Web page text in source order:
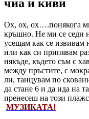
чиа и киви
Ох, ох, ох….понякога
кръшно. Не ми се седи
усещам как се извивам
или как си припявам
някъде, където съм с
между пръстите, с
ли, танцувам по
да стане 6 и да ида на
пренесеш на този
МУЗИКАТА!